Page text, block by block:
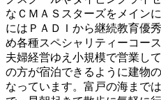
なＣＭＡＳスターズをメイン
にはＰＡＤＩから継続教育優
め各種スペシャリティーコー
夫婦経営ゆえ小規模で営業し
の方が宿泊できるように建物
なっています。富戸の海まで